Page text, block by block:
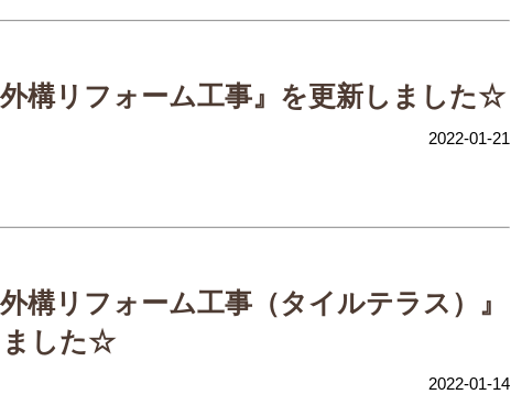
構リフォーム工事』を更新しました☆
2022-01-21
構リフォーム工事（タイルテラス）』
ました☆
2022-01-14